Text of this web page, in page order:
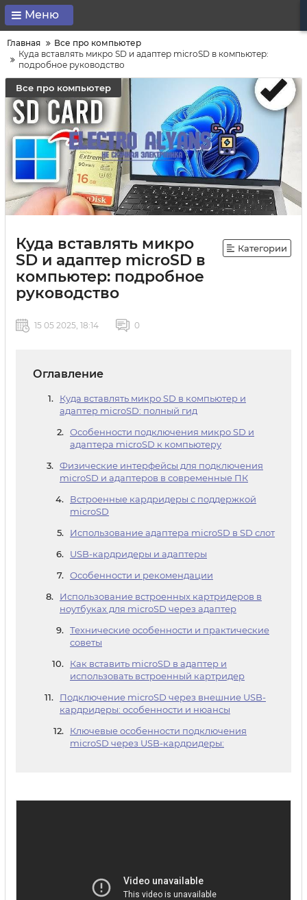
Меню
Главная
Все про компьютер
Куда вставлять микро SD и адаптер microSD в компьютер:
подробное руководство
Все про компьютер
Куда вставлять микро
SD и адаптер microSD в
компьютер: подробное
руководство
Категории
15 05 2025, 18:14 0
Оглавление
Куда вставлять микро SD в компьютер и
адаптер microSD: полный гид
Особенности подключения микро SD и
адаптера microSD к компьютеру
Физические интерфейсы для подключения
microSD и адаптеров в современные ПК
Встроенные кардридеры с поддержкой
microSD
Использование адаптера microSD в SD слот
USB-кардридеры и адаптеры
Особенности и рекомендации
Использование встроенных картридеров в
ноутбуках для microSD через адаптер
Технические особенности и практические
советы
Как вставить microSD в адаптер и
использовать встроенный картридер
Подключение microSD через внешние USB-
кардридеры: особенности и нюансы
Ключевые особенности подключения
microSD через USB-кардридеры: